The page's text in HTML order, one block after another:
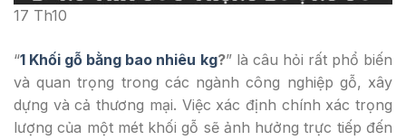
17 Th10
“1 Khối gỗ bằng bao nhiêu kg?” là câu hỏi rất phổ biến
và quan trọng trong các ngành công nghiệp gỗ, xây
dựng và cả thương mại. Việc xác định chính xác trọng
lượng của một mét khối gỗ sẽ ảnh hưởng trực tiếp đến